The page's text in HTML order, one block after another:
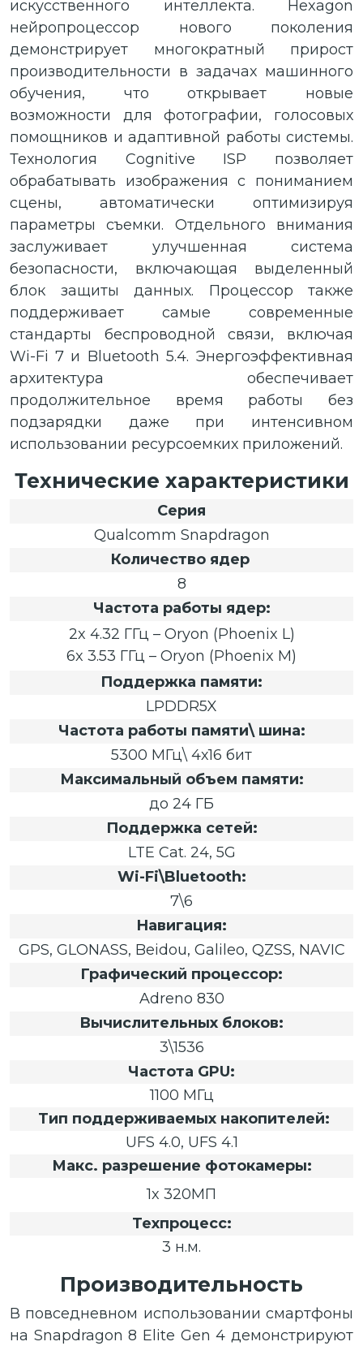
искусственного интеллекта. Hexagon
нейропроцессор нового поколения
демонстрирует многократный прирост
производительности в задачах машинного
обучения, что открывает новые
возможности для фотографии, голосовых
помощников и адаптивной работы системы.
Технология Cognitive ISP позволяет
обрабатывать изображения с пониманием
сцены, автоматически оптимизируя
параметры съемки. Отдельного внимания
заслуживает улучшенная система
безопасности, включающая выделенный
блок защиты данных. Процессор также
поддерживает самые современные
стандарты беспроводной связи, включая
Wi-Fi 7 и Bluetooth 5.4. Энергоэффективная
архитектура обеспечивает
продолжительное время работы без
подзарядки даже при интенсивном
использовании ресурсоемких приложений.
Технические характеристики
Серия
Qualcomm Snapdragon
Количество ядер
8
Частота работы ядер:
2x 4.32 ГГц – Oryon (Phoenix L)
6x 3.53 ГГц – Oryon (Phoenix M)
Поддержка памяти:
LPDDR5X
Частота работы памяти\ шина:
5300 МГц\ 4х16 бит
Максимальный объем памяти:
до 24 ГБ
Поддержка сетей:
LTE Cat. 24, 5G
Wi-Fi\Bluetooth:
7\6
Навигация:
GPS, GLONASS, Beidou, Galileo, QZSS, NAVIC
Графический процессор:
Adreno 830
Вычислительных блоков:
3\1536
Частота GPU:
1100 МГц
Тип поддерживаемых накопителей:
UFS 4.0, UFS 4.1
Макс. разрешение фотокамеры:
1x 320МП
Техпроцесс:
3 н.м.
Производительность
В повседневном использовании смартфоны
на Snapdragon 8 Elite Gen 4 демонстрируют